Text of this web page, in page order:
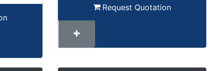
Request Quotation